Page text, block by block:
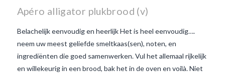
Apéro alligator plukbrood (v)
Belachelijk eenvoudig en heerlijk Het is heel eenvoudig….
neem uw meest geliefde smeltkaas(sen), noten, en
ingrediënten die goed samenwerken. Vul het allemaal rijkelijk
en willekeurig in een brood, bak het in de oven en voilà. Niet